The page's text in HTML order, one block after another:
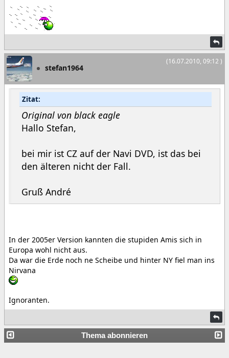
(16.07.2010, 09:12 )
stefan1964
Zitat:
Original von black eagle
Hallo Stefan,
bei mir ist CZ auf der Navi DVD, ist das bei
den älteren nicht der Fall.
Gruß André
In der 2005er Version kannten die stupiden Amis sich in
Europa wohl nicht aus.
Da war die Erde noch ne Scheibe und hinter NY fiel man ins
Nirvana
Ignoranten.
Thema abonnieren